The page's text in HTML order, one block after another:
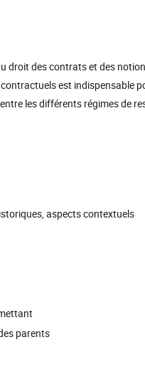
des contrats et des
est indispensable
les différents régimes de
aspects contextuels
parents